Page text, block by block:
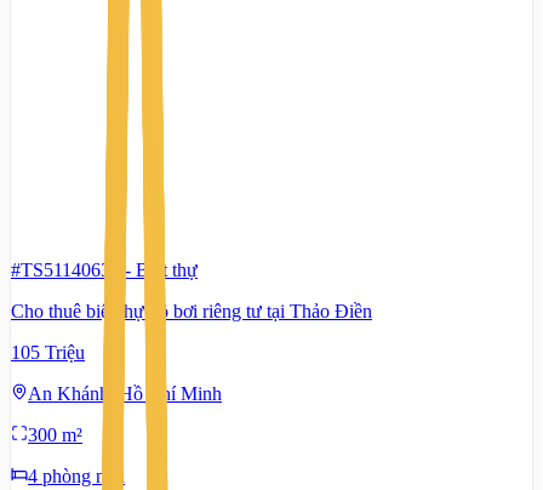
#TS51140634 - Biệt thự
Cho thuê biệt thự hồ bơi riêng tư tại Thảo Điền
105 Triệu
An Khánh, Hồ Chí Minh
300 m²
4 phòng ngủ